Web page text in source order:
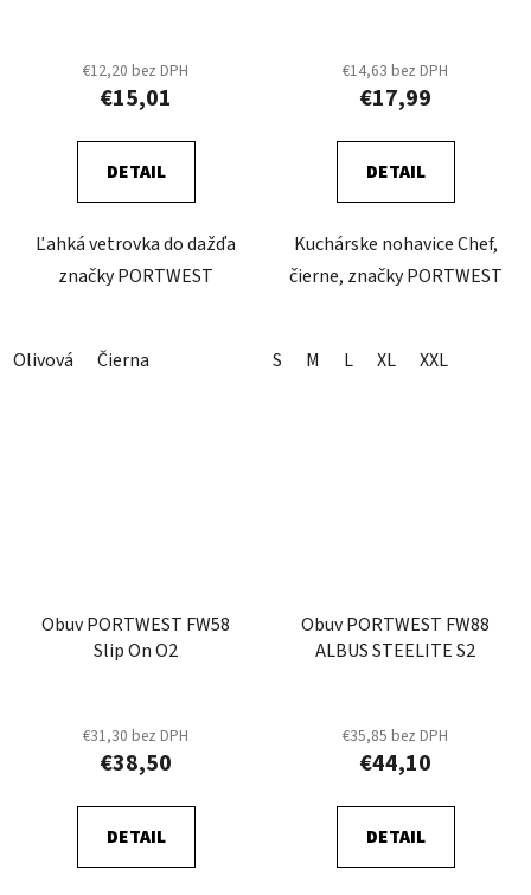
€12,20 bez DPH
€15,01
DETAIL
Ľahká vetrovka do dažďa
značky PORTWEST
Olivová Čierna
€14,63 bez DPH
€17,99
DETAIL
Kuchárske nohavice Chef,
čierne, značky PORTWEST
S M L XL XXL
Obuv PORTWEST FW58
Slip On O2
€31,30 bez DPH
€38,50
DETAIL
Obuv PORTWEST FW88
ALBUS STEELITE S2
€35,85 bez DPH
€44,10
DETAIL